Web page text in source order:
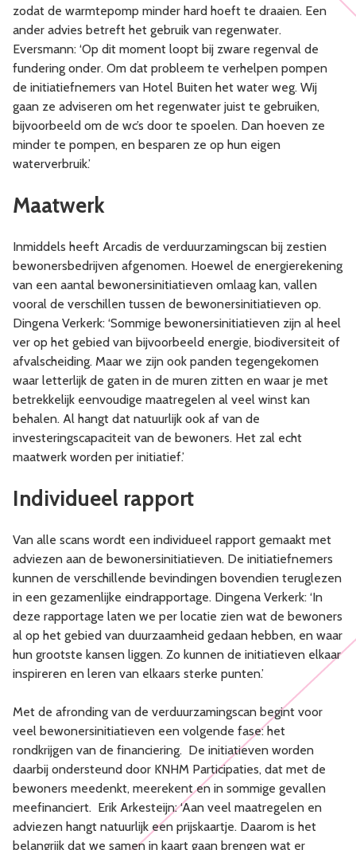
zodat de warmtepomp minder hard hoeft te draaien. Een
ander advies betreft het gebruik van regenwater.
Eversmann: ‘Op dit moment loopt bij zware regenval de
fundering onder. Om dat probleem te verhelpen pompen
de initiatiefnemers van Hotel Buiten het water weg. Wij
gaan ze adviseren om het regenwater juist te gebruiken,
bijvoorbeeld om de wc’s door te spoelen. Dan hoeven ze
minder te pompen, en besparen ze op hun eigen
waterverbruik.’
Maatwerk
Inmiddels heeft Arcadis de verduurzamingscan bij zestien
bewonersbedrijven afgenomen. Hoewel de energierekening
van een aantal bewonersinitiatieven omlaag kan, vallen
vooral de verschillen tussen de bewonersinitiatieven op.
Dingena Verkerk: ‘Sommige bewonersinitiatieven zijn al heel
ver op het gebied van bijvoorbeeld energie, biodiversiteit of
afvalscheiding. Maar we zijn ook panden tegengekomen
waar letterlijk de gaten in de muren zitten en waar je met
betrekkelijk eenvoudige maatregelen al veel winst kan
behalen. Al hangt dat natuurlijk ook af van de
investeringscapaciteit van de bewoners. Het zal echt
maatwerk worden per initiatief.’
Individueel rapport
Van alle scans wordt een individueel rapport gemaakt met
adviezen aan de bewonersinitiatieven. De initiatiefnemers
kunnen de verschillende bevindingen bovendien teruglezen
in een gezamenlijke eindrapportage. Dingena Verkerk: ‘In
deze rapportage laten we per locatie zien wat de bewoners
al op het gebied van duurzaamheid gedaan hebben, en waar
hun grootste kansen liggen. Zo kunnen de initiatieven elkaar
inspireren en leren van elkaars sterke punten.’
Met de afronding van de verduurzamingscan begint voor
veel bewonersinitiatieven een volgende fase: het
rondkrijgen van de financiering. De initiatieven worden
daarbij ondersteund door KNHM Participaties, dat met de
bewoners meedenkt, meerekent en in sommige gevallen
meefinanciert. Erik Arkesteijn: ‘Aan veel maatregelen en
adviezen hangt natuurlijk een prijskaartje. Daarom is het
belangrijk dat we samen in kaart gaan brengen wat er